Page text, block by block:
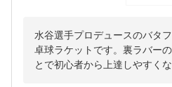
水谷選手プロデュースのバタ
卓球ラケットです。裏ラバー
とで初心者から上達しやすくな